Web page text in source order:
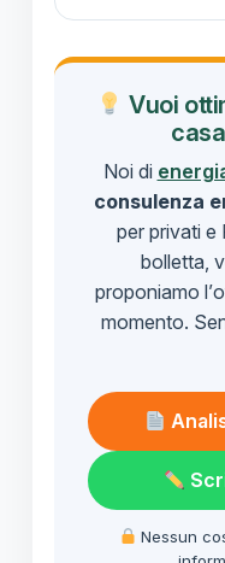
Vuoi
Noi di
consulenza
per privati e
bolletta,
proponiamo
momento.
Nessun